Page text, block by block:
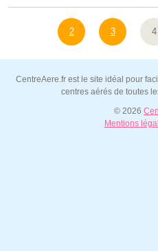
2 3 4
CentreAere.fr est le site idéal pour
centres aérés de toutes
© 2026
Mentions